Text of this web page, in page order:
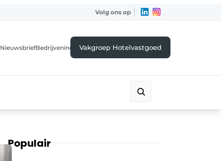
Volg ons op
NieuwsbriefBedrijvenindexVakgroep Hotelvastgoed
Populair